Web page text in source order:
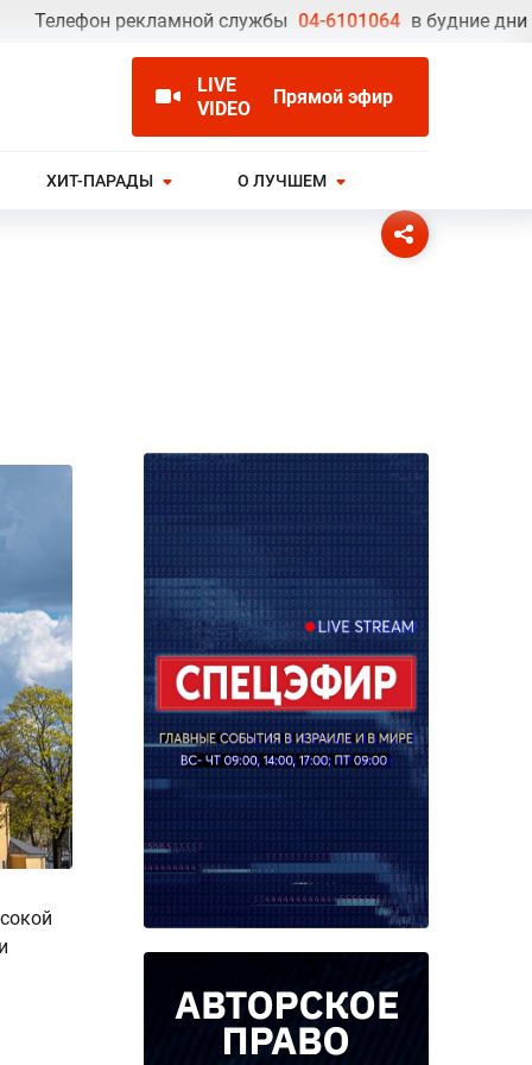
рекламной службы 04-6101064 в будние дни с
LIVE
VIDEO
Прямой эфир
ХИТ-ПАРАДЫ О ЛУЧШЕМ